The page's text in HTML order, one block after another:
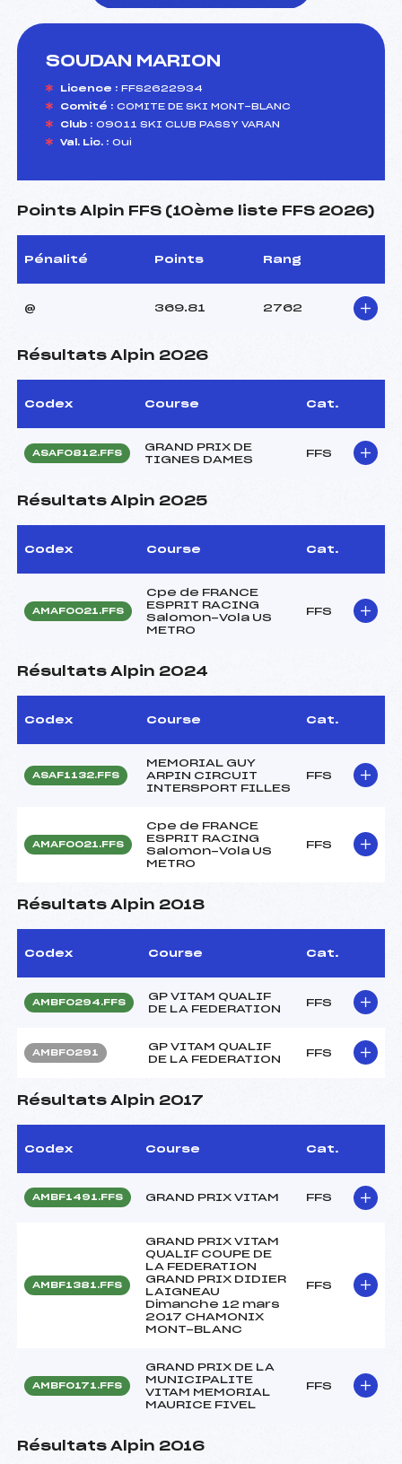
SOUDAN MARION
Licence : FFS2622934
Comité : COMITE DE SKI MONT-BLANC
Club : 09011 SKI CLUB PASSY VARAN
Val. Lic. : Oui
Points Alpin FFS (10ème liste FFS 2026)
Pénalité Points Rang
@ 369.81 2762
Résultats Alpin 2026
Codex Course Cat.
ASAF0812.FFS
GRAND PRIX DE
TIGNES DAMES
FFS
Résultats Alpin 2025
Codex Course Cat.
AMAF0021.FFS
Cpe de FRANCE
ESPRIT RACING
Salomon-Vola US
METRO
FFS
Résultats Alpin 2024
Codex Course Cat.
ASAF1132.FFS
MEMORIAL GUY
ARPIN CIRCUIT
INTERSPORT FILLES
FFS
AMAF0021.FFS
Cpe de FRANCE
ESPRIT RACING
Salomon-Vola US
METRO
FFS
Résultats Alpin 2018
Codex Course Cat.
AMBF0294.FFS
GP VITAM QUALIF
DE LA FEDERATION
FFS
AMBF0291
GP VITAM QUALIF
DE LA FEDERATION
FFS
Résultats Alpin 2017
Codex Course Cat.
AMBF1491.FFS GRAND PRIX VITAM FFS
AMBF1381.FFS
GRAND PRIX VITAM
QUALIF COUPE DE
LA FEDERATION
GRAND PRIX DIDIER
LAIGNEAU
Dimanche 12 mars
2017 CHAMONIX
MONT-BLANC
FFS
AMBF0171.FFS
GRAND PRIX DE LA
MUNICIPALITE
VITAM MEMORIAL
MAURICE FIVEL
FFS
Résultats Alpin 2016